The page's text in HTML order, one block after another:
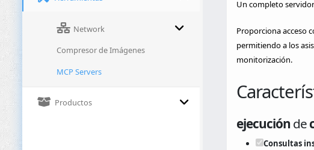
Network
Compresor de Imágenes
MCP Servers
Productos
Un completo
Proporciona acceso
permitiendo a los
monitorización.
ejecuciónde
Consultas